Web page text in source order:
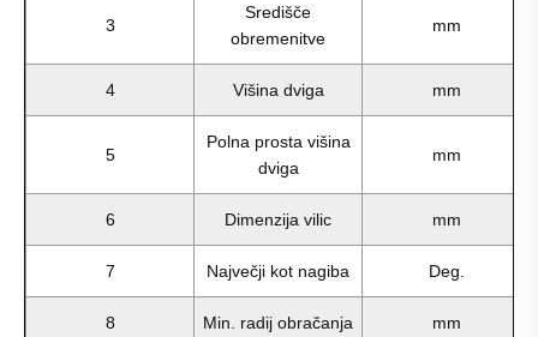
3
Središče
obremenitve
mm
4 Višina dviga mm
5
Polna prosta višina
dviga
mm
6 Dimenzija vilic mm
7 Največji kot nagiba Deg.
8 Min. radij obračanja mm